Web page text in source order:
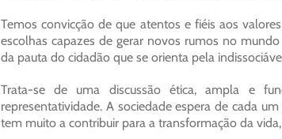
Temos convicção de que atentos e fiéis aos
escolhas capazes de gerar novos rumos no
da pauta do cidadão que se orienta pela
Trata-se de uma discussão ética, ampla e
representatividade. A sociedade espera de cada
tem muito a contribuir para a transformação da